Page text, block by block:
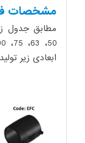
مشخصات فنی کوپلر
ابعادی زیر